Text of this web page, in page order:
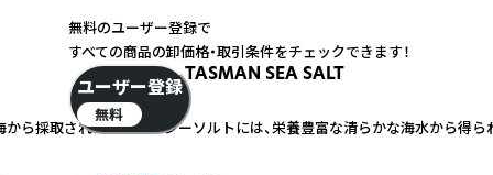
TASMAN SEA SALT
ら採取されたタスマンシーソルトには、栄養豊富な清らかな海水から得
無料のユーザー登録で
すべての商品の卸価格・取引条件をチェックできます！
ユーザー登録
無料